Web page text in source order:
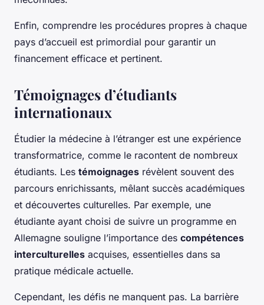
Enfin, comprendre les procédures propres à chaque
pays d’accueil est primordial pour garantir un
financement efficace et pertinent.
Témoignages d’étudiants
internationaux
Étudier la médecine à l’étranger est une expérience
transformatrice, comme le racontent de nombreux
étudiants. Les témoignages révèlent souvent des
parcours enrichissants, mêlant succès académiques
et découvertes culturelles. Par exemple, une
étudiante ayant choisi de suivre un programme en
Allemagne souligne l’importance des compétences
interculturelles acquises, essentielles dans sa
pratique médicale actuelle.
Cependant, les défis ne manquent pas. La barrière